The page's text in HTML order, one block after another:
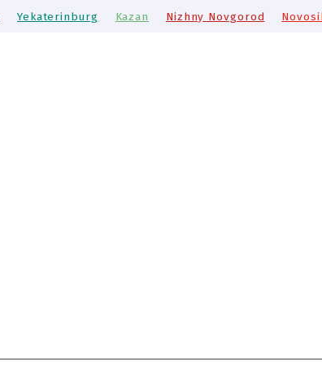
Yekaterinburg Kazan Nizhny Novgorod